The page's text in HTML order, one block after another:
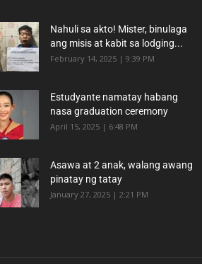
Nahuli sa akto! Mister, binulaga
ang misis at kabit sa lodging...
February 14, 2025 | 9:39 PM
Estudyante namatay habang
nasa graduation ceremony
April 15, 2025 | 6:48 PM
Asawa at 2 anak, walang awang
pinatay ng tatay
January 27, 2025 | 2:21 PM